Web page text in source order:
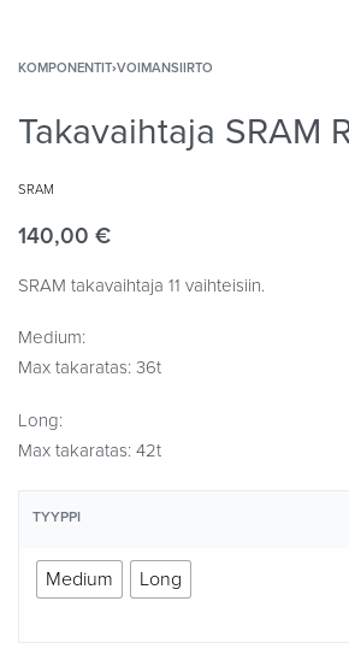
KOMPONENTIT›VOIMANSIIRTO
Takavaihtaja SRAM
SRAM
140,00 €
SRAM takavaihtaja 11 vaihteisiin.
Medium:
Max takaratas: 36t
Long:
Max takaratas: 42t
TYYPPI
Medium Long